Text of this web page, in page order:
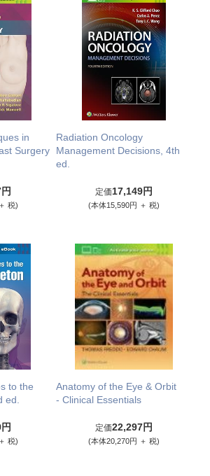
in
Surgery
税)
Radiation Oncology
Management Decisions, 4th
ed.
定価17,149円
(本体15,590円 ＋ 税)
to the
ed.
税)
Anatomy of the Eye & Orbit
- Clinical Essentials
定価22,297円
(本体20,270円 ＋ 税)